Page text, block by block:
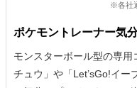
※各社
ポケモントレーナー気
モンスターボール型の専用
チュウ」や「Let’sGo!イー